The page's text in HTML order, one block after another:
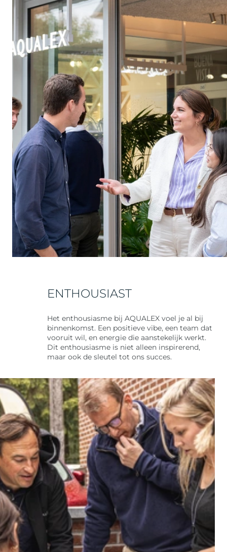
ENTHOUSIAST
Het enthousiasme bij AQUALEX voel je al bij
binnenkomst. Een positieve vibe, een team dat
vooruit wil, en energie die aanstekelijk werkt.
Dit enthousiasme is niet alleen inspirerend,
maar ook de sleutel tot ons succes.